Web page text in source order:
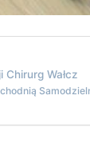
Wałcz